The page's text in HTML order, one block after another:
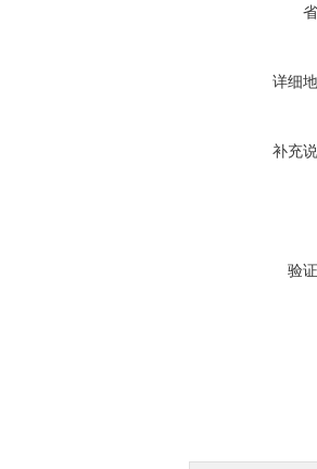
详细
补充
验